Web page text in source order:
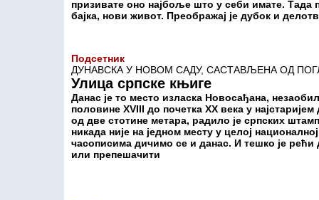
призивате оно најбоље што у себи имате. Тада
бајка, нови живот. Преображај је дубок и
Подсетник
ДУНАВСКА У НОВОМ САДУ, САСТАВЉЕНА ОД
Улица српске књиге
Данас је то место изласка Новосађана,
половине XVIII до почетка XX века у
од две стотине метара, радило је српских
никада није на једном месту у целој
часописима дичимо се и данас. И тешко је
или препешачити